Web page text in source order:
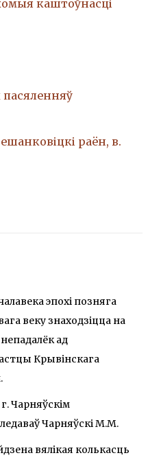
каштоўнасці
раён, в.
эпохі позняга
веку знаходзіцца на
ад
Крывінскага
Чарняўскім
Чарняўскі М.М.
вялікая колькасць